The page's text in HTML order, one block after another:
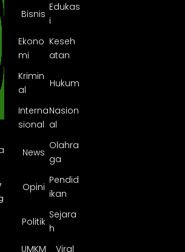
Bisnis
Edukas
i
Ekono
mi
Keseh
atan
Krimin
al
Hukum
Interna
sional
Nasion
al
News
Olahra
ga
Opini
Pendid
ikan
Politik
Sejara
h
UMKM
Viral